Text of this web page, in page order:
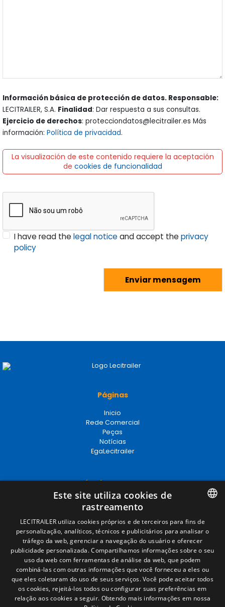
Información básica de protección de datos. Responsable:
LECITRAILER, S.A. Finalidad: Dar respuesta a sus consultas.
Ejercicio de derechos: protecciondatos@lecitrailer.es Más
información: Política de privacidad.
La visualización de este contenido requiere la aceptación
de cookies de funcionalidad
I have read thelegal noticeand accept theprivacy
policy
Páginas
Inicio
Rede Comercial
Peças
Notícias
EgaLecitrailer
Términos legales
Aviso legal
Política de privacidade
Política de cookies
Condições Gerais de Venda
Gerenciar cookies
Contacto
Camino de los Huertos, S/N. Apdo 100
50620 - Casetas (Zaragoza) SPAIN
SPANISH
ENGLISH
FRENCH
ITALIAN
PORTUGUESE
Este site utiliza cookies de
rastreamento
LECITRAILER utiliza cookies próprios e de terceiros para fins de
personalização, analíticos, técnicos e publicitários para analisar o
tráfego da web, gerenciar a navegação do usuário e oferecer
publicidade personalizada. Compartilhamos informações sobre o seu
uso da web com ferramentas de análise da web, que podem
combiná-las com outras informações que você forneceu a eles ou
que eles coletaram do uso de seus serviços. Você pode aceitar todos
os cookies, rejeitá-los todos ou configurar suas preferências em
relação aos cookies a seguir. Obtendo mais informações em nossa